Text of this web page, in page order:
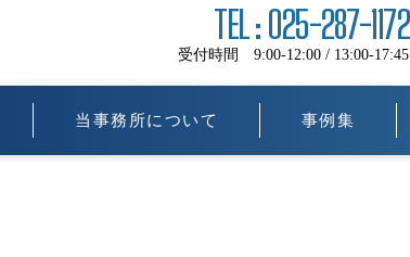
TEL : 025-287-1172
受付時間 9:00-12:00 / 13:00-17:45
当事務所について 事例集